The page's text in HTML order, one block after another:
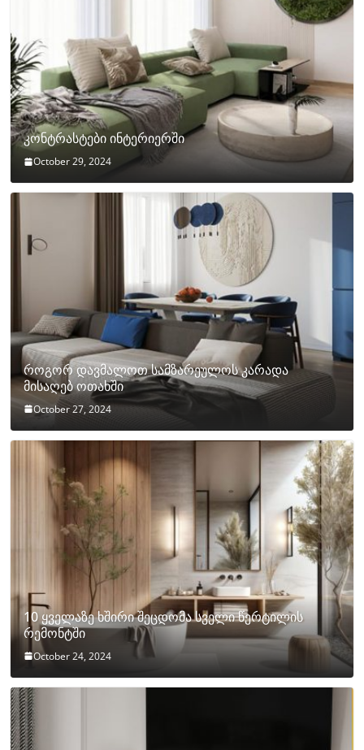
კონტრასტები ინტერიერში
October 29, 2024
როგორ დავმალოთ სამზარეულოს კარადა
მისაღებ ოთახში
October 27, 2024
10 ყველაზე ხშირი შეცდომა სველი წერტილის
რემონტში
October 24, 2024